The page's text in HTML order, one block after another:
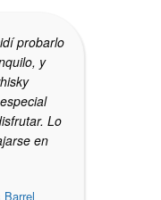
probarlo
y
Lo
en
Barrel